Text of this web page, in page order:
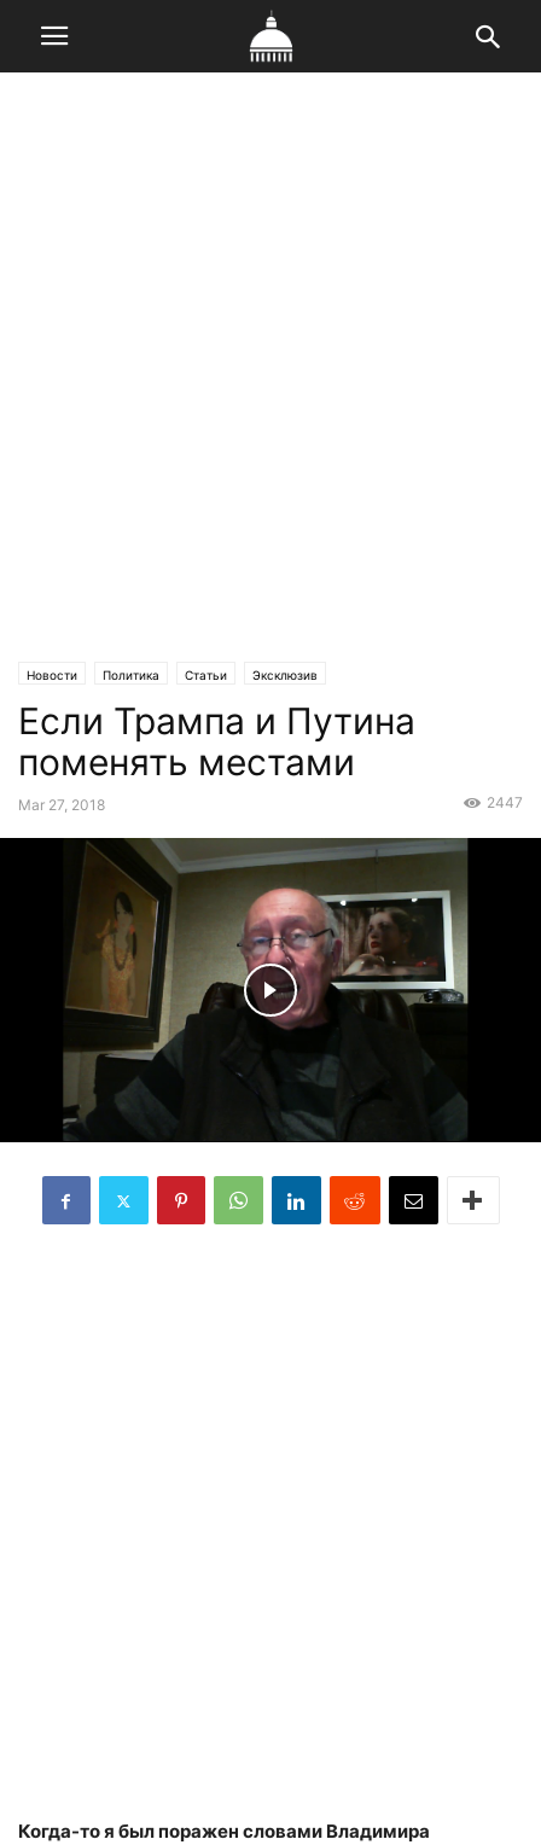
Новости Политика Статьи Эксклюзив
Если Трампа и Путина
поменять местами
Mar 27, 2018 2447
Когда-то я был поражен словами Владимира